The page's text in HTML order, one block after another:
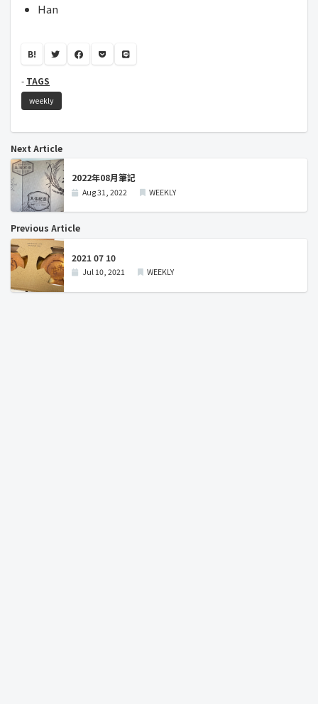
Han
B!
TAGS
weekly
Next Article
2022年08月筆記
Aug 31, 2022 WEEKLY
Previous Article
2021 07 10
Jul 10, 2021 WEEKLY